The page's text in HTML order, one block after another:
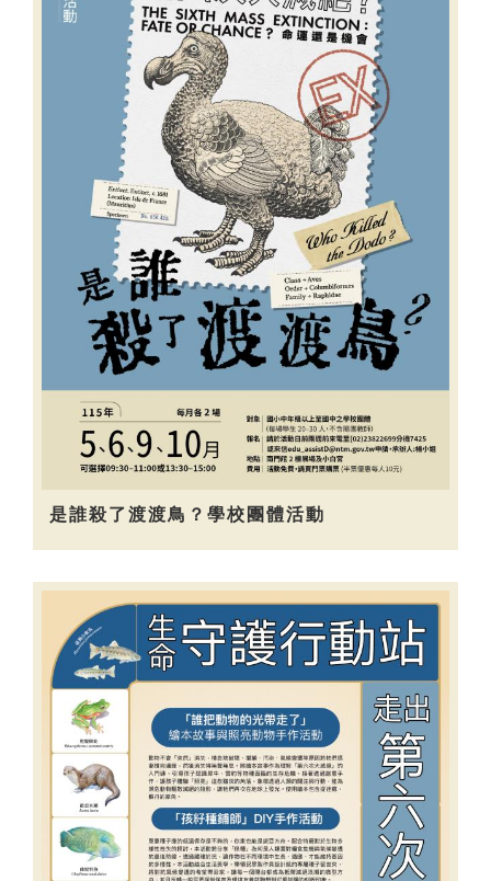
是誰殺了渡渡鳥？學校團體活動